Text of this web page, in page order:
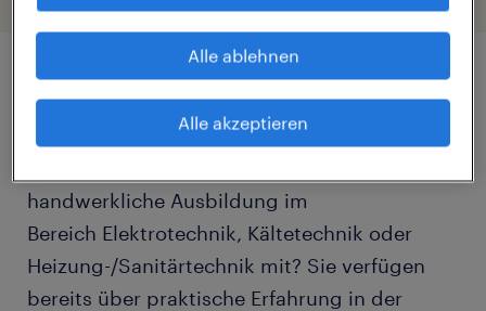
Job Details
handwerkliche Ausbildung im
Bereich Elektrotechnik, Kältetechnik oder
Heizung-/Sanitärtechnik mit? Sie verfügen
bereits über praktische Erfahrung in der
Alle ablehnen
Alle akzeptieren